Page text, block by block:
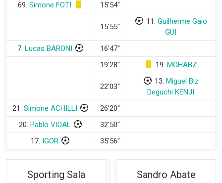
69. Simone FOTI 15'54''
15'55''
11. Guilherme Gaio
GUI
7. Lucas BARONI
16'47''
19'28''
19. MOHABZ
22'03''
13. Miguel Biz
Deguchi KENJI
21. Simone ACHILLI
26'20''
20. Pablo VIDAL
32'50''
17. IGOR 35'56''
Sporting Sala
Sandro Abate